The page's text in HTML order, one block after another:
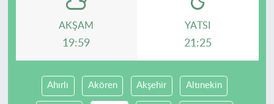
AKŞAM
19:59
YATSI
21:25
Ahırlı Akören Akşehir Altınekin